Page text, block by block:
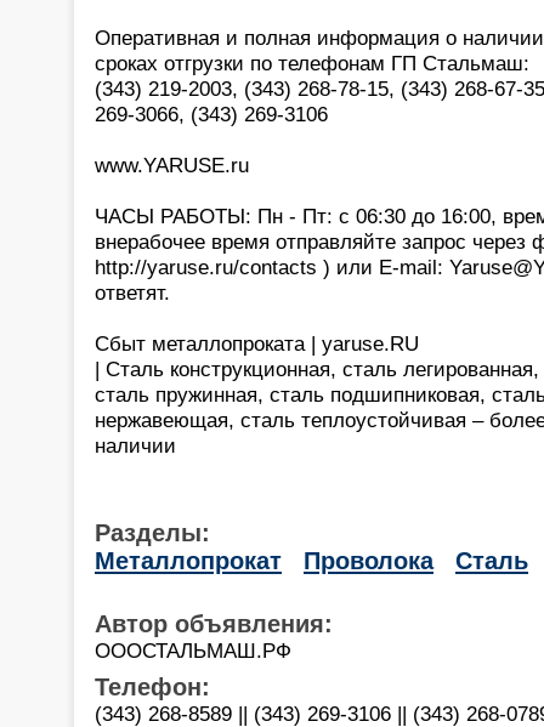
Оперативная и полная информация о
сроках отгрузки по телефонам ГП Стальмаш:
(343) 219-2003, (343) 268-78-15, (343) 268-67-
269-3066, (343) 269-3106
www.YARUSE.ru
ЧАСЫ РАБОТЫ: Пн - Пт: с 06:30 до 16:00,
внерабочее время отправляйте запрос через
http://yaruse.ru/contacts ) или E-mail:
ответят.
Сбыт металлопроката | yaruse.RU
| Сталь конструкционная, сталь
сталь пружинная, сталь подшипниковая,
нержавеющая, сталь теплоустойчивая –
наличии
Разделы:
Металлопрокат
Проволока Сталь
Автор объявления:
ОООСТАЛЬМАШ.РФ
Телефон:
(343) 268-8589 || (343) 269-3106 || (343) 268-